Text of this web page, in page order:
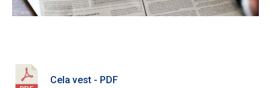
Cela vest - PDF